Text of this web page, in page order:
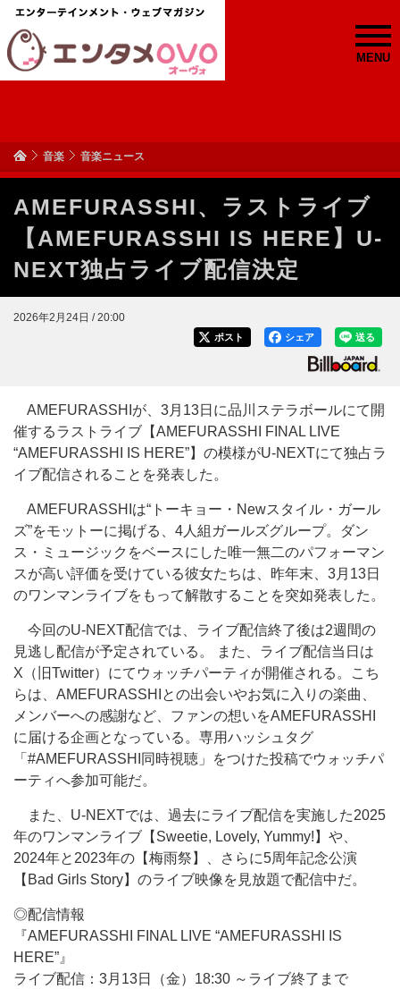
MENU
音楽 音楽ニュース
AMEFURASSHI、ラストライブ
【AMEFURASSHI IS HERE】U-
NEXT独占ライブ配信決定
2026年2月24日 / 20:00
送る
シェア
ポスト
AMEFURASSHIが、3月13日に品川ステラボールにて開
催するラストライブ【AMEFURASSHI FINAL LIVE
“AMEFURASSHI IS HERE”】の模様がU-NEXTにて独占ラ
イブ配信されることを発表した。
AMEFURASSHIは“トーキョー・Newスタイル・ガール
ズ”をモットーに掲げる、4人組ガールズグループ。ダン
ス・ミュージックをベースにした唯一無二のパフォーマン
スが高い評価を受けている彼女たちは、昨年末、3月13日
のワンマンライブをもって解散することを突如発表した。
今回のU-NEXT配信では、ライブ配信終了後は2週間の
見逃し配信が予定されている。 また、ライブ配信当日は
X（旧Twitter）にてウォッチパーティが開催される。こち
らは、AMEFURASSHIとの出会いやお気に入りの楽曲、
メンバーへの感謝など、ファンの想いをAMEFURASSHI
に届ける企画となっている。専用ハッシュタグ
「#AMEFURASSHI同時視聴」をつけた投稿でウォッチパ
ーティへ参加可能だ。
また、U-NEXTでは、過去にライブ配信を実施した2025
年のワンマンライブ【Sweetie, Lovely, Yummy!】や、
2024年と2023年の【梅雨祭】、さらに5周年記念公演
【Bad Girls Story】のライブ映像を見放題で配信中だ。
◎配信情報
『AMEFURASSHI FINAL LIVE “AMEFURASSHI IS
HERE”』
ライブ配信：3月13日（金）18:30 ～ライブ終了まで